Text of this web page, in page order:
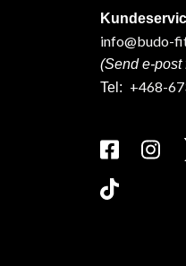
info@budo-
(Send e-post
Tel: +468-